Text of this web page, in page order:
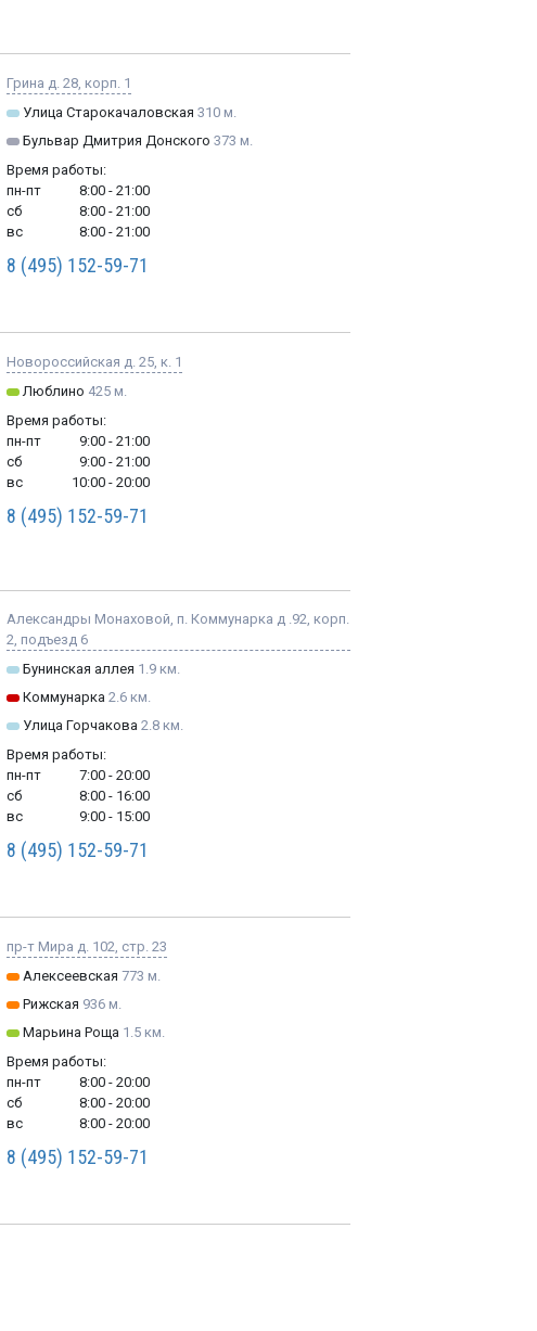
Грина д. 28, корп. 1
Улица Старокачаловская310 м.
Бульвар Дмитрия Донского373 м.
Время работы:
пн-пт
8:00 - 21:00
сб
8:00 - 21:00
вс
8:00 - 21:00
8 (495) 152-59-71
Новороссийская д. 25, к. 1
Люблино 425 м.
Время работы:
пн-пт
9:00 - 21:00
сб
9:00 - 21:00
вс
10:00 - 20:00
8 (495) 152-59-71
Александры Монаховой, п. Коммунарка д .92, корп.
2, подъезд 6
Бунинская аллея 1.9 км.
Коммунарка2.6 км.
Улица Горчакова2.8 км.
Время работы:
пн-пт
7:00 - 20:00
сб
8:00 - 16:00
вс
9:00 - 15:00
8 (495) 152-59-71
пр-т Мира д. 102, стр. 23
Алексеевская773 м.
Рижская 936 м.
Марьина Роща 1.5 км.
Время работы:
пн-пт
8:00 - 20:00
сб
8:00 - 20:00
вс
8:00 - 20:00
8 (495) 152-59-71